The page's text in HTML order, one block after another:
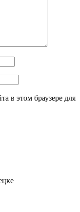
в этом браузере для